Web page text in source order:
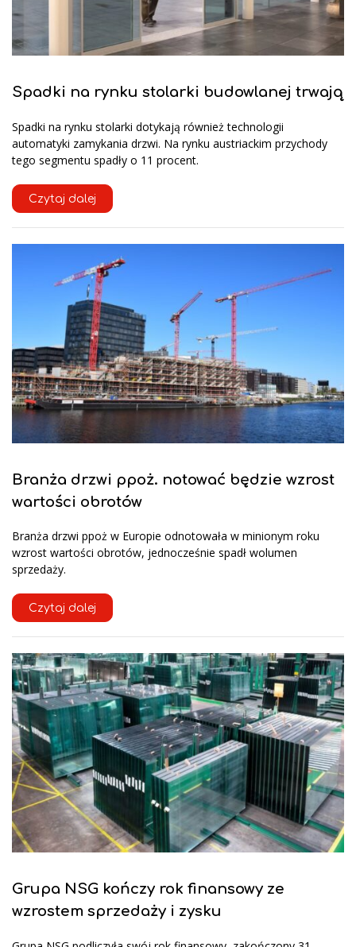
Spadki na rynku stolarki budowlanej trwają
Spadki na rynku stolarki dotykają również technologii
automatyki zamykania drzwi. Na rynku austriackim przychody
tego segmentu spadły o 11 procent.
Czytaj dalej
Branża drzwi ppoż. notować będzie wzrost
wartości obrotów
Branża drzwi ppoż w Europie odnotowała w minionym roku
wzrost wartości obrotów, jednocześnie spadł wolumen
sprzedaży.
Czytaj dalej
Grupa NSG kończy rok finansowy ze
wzrostem sprzedaży i zysku